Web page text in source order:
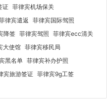
证 菲律宾机场保关
律宾遣返 菲律宾国际驾照
降签 菲律宾驾照 菲律宾ecc清关
大使馆 菲律宾移民局
黑名单 菲律宾补办护照
宾旅游签证 菲律宾9g工签